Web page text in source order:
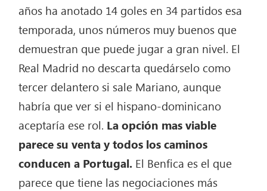
años ha anotado 14 goles en 34 partidos esa
temporada, unos números muy buenos que
demuestran que puede jugar a gran nivel. El
Real Madrid no descarta quedárselo como
tercer delantero si sale Mariano, aunque
habría que ver si el hispano-dominicano
aceptaría ese rol. La opción mas viable
parece su venta y todos los caminos
conducen a Portugal. El Benfica es el que
parece que tiene las negociaciones más